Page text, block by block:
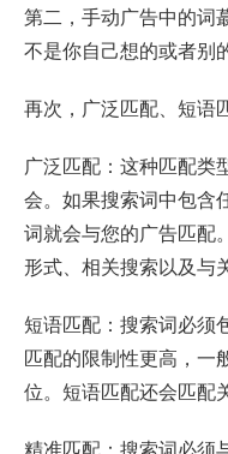
第二，手动广告中的词
不是你自己想的或者别
再次，广泛匹配、短语
广泛匹配：这种匹配类
会。如果搜索词中包含
词就会与您的广告匹配
形式、相关搜索以及与
短语匹配：搜索词必须
匹配的限制性更高，一
位。短语匹配还会匹配
精准匹配：搜索词必须